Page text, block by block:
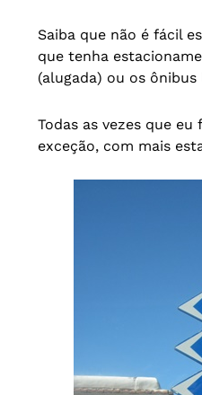
Saiba que não é fácil
que tenha
(alugada) ou os ônibus
Todas as vezes que eu
exceção, com mais